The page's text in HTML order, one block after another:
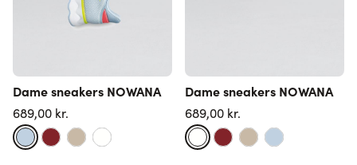
Dame sneakers NOWANA
689,00 kr.
Dame sneakers NOWANA
689,00 kr.